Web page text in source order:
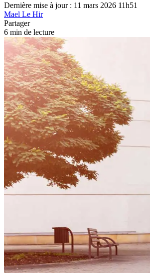
Dernière mise à jour : 11 mars 2026 11h51
Mael Le Hir
Partager
6 min de lecture